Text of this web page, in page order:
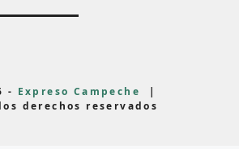
- Expreso Campeche
|
derechos reservados